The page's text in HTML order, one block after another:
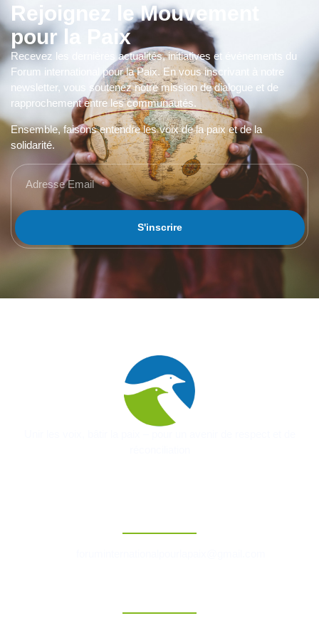
Rejoignez le Mouvement
pour la Paix
Recevez les dernières actualités, initiatives et événements du
Forum international pour la Paix. En vous inscrivant à notre
newsletter, vous soutenez notre mission de dialogue et de
rapprochement entre les communautés.
Ensemble, faisons entendre les voix de la paix et de la
solidarité.
S'inscrire